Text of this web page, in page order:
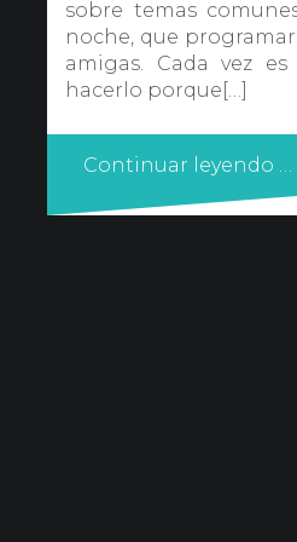
sobre temas
noche, que
amigas. Cada vez
hacerlo porque[…]
Continuar leyendo …